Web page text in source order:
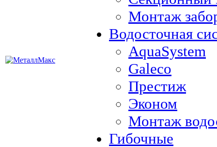
Монтаж
Водосточная
AquaSystem
Galeco
Престиж
Эконом
Монтаж
Гибочные